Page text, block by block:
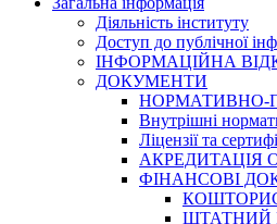
Діяльність інституту
Доступ до публічної
ІНФОРМАЦІЙНА
ДОКУМЕНТИ
НОРМАТИВНО-
Внутрішні
Ліцензії та
АКРЕДИТАЦІЯ
ФІНАНСОВІ
ШТАТНИЙ